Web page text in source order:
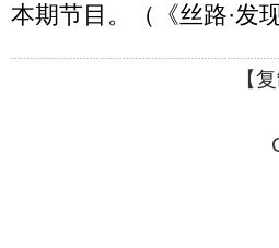
本期节目。（《丝路·发
【